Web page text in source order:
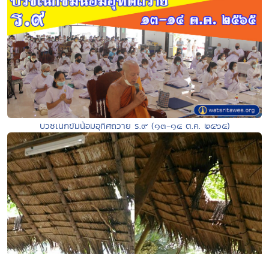
บวชเนกขัมน้อมอุทิศถวาย ร.๙ (๑๓-๑๔ ต.ค. ๒๕๖๕)